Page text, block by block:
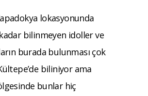
lokasyonunda
bilinmeyen idoller ve
burada bulunması çok
biliniyor ama
bunlar hiç